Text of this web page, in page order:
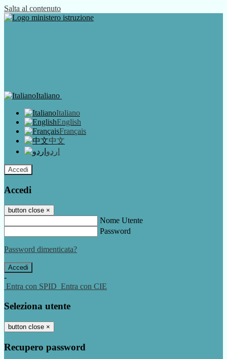
Salta al contenuto
Italiano
Italiano
English
Français
中文
اردو
Accedi
Accedi
button close ×
Nome Utente
Password
Password dimenticata?
-
Entra con SPID Entra con CIE
Seleziona utente
button close ×
Recupero password